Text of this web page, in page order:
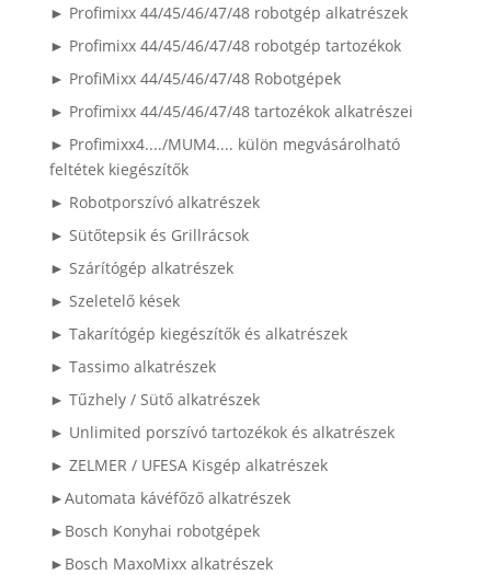
► Profimixx 44/45/46/47/48 robotgép alkatrészek
► Profimixx 44/45/46/47/48 robotgép tartozékok
► ProfiMixx 44/45/46/47/48 Robotgépek
► Profimixx 44/45/46/47/48 tartozékok alkatrészei
► Profimixx4..../MUM4.... külön megvásárolható
feltétek kiegészítők
► Robotporszívó alkatrészek
► Sütőtepsik és Grillrácsok
► Szárítógép alkatrészek
► Szeletelő kések
► Takarítógép kiegészítők és alkatrészek
► Tassimo alkatrészek
► Tűzhely / Sütő alkatrészek
► Unlimited porszívó tartozékok és alkatrészek
► ZELMER / UFESA Kisgép alkatrészek
►Automata kávéfőző alkatrészek
►Bosch Konyhai robotgépek
►Bosch MaxoMixx alkatrészek